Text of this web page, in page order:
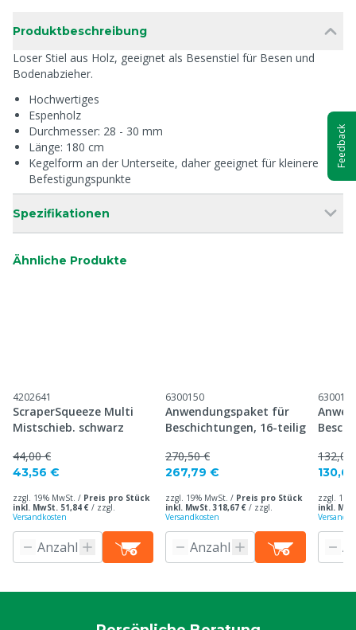
Produktbeschreibung
Loser Stiel aus Holz, geeignet als Besenstiel für Besen und
Bodenabzieher.
Hochwertiges
Espenholz
Durchmesser: 28 - 30 mm
Länge: 180 cm
Kegelform an der Unterseite, daher geeignet für kleinere
Befestigungspunkte
Spezifikationen
Ähnliche Produkte
4202641
ScraperSqueeze Multi
Mistschieb. schwarz
44,00 €
43,56 €
zzgl. 19% MwSt. / Preis pro Stück
inkl. MwSt. 51,84 € / zzgl.
Versandkosten
6300150
Anwendungspaket für
Beschichtungen, 16-teilig
270,50 €
267,79 €
zzgl. 19% MwSt. / Preis pro Stück
inkl. MwSt. 318,67 € / zzgl.
Versandkosten
6300152
132,00
zzgl.
inkl.
Feedback